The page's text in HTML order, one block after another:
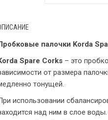
палочки Korda
Spare Corks – это
от размера
тонущей.
использовании
над ним в слое